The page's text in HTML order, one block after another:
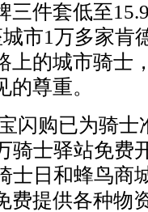
三件套低至
市1万多家肯
上的城市骑士
尊重。
闪购已为骑士
骑士驿站免费
士日和蜂鸟商
费提供各种物